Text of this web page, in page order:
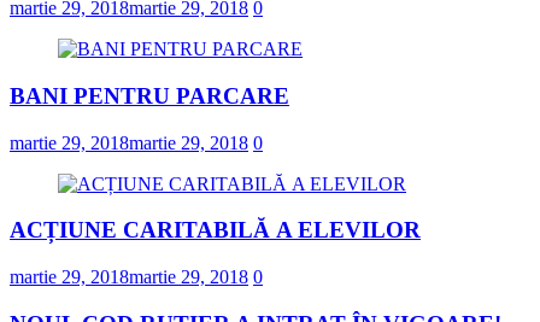
martie 29, 2018martie 29, 2018 0
BANI PENTRU PARCARE
martie 29, 2018martie 29, 2018 0
ACȚIUNE CARITABILĂ A ELEVILOR
martie 29, 2018martie 29, 2018 0